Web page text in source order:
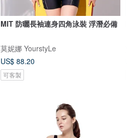
MIT 防曬長袖連身四角泳裝 浮潛必備
莫妮娜 YourstyLe
US$ 88.20
可客製